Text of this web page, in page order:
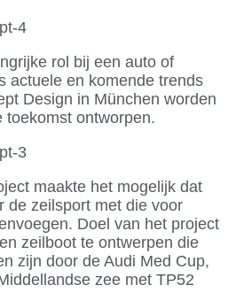
rol bij een auto of
actuele en komende trends
Design in München worden
toekomst ontworpen.
maakte het mogelijk dat
de zeilsport met die voor
Doel van het project
zeilboot te ontwerpen die
zijn door de Audi Med Cup,
zee met TP52